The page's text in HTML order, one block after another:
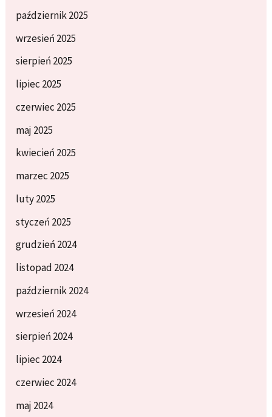
październik 2025
wrzesień 2025
sierpień 2025
lipiec 2025
czerwiec 2025
maj 2025
kwiecień 2025
marzec 2025
luty 2025
styczeń 2025
grudzień 2024
listopad 2024
październik 2024
wrzesień 2024
sierpień 2024
lipiec 2024
czerwiec 2024
maj 2024